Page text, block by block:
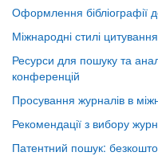
Оформлення бібліографії
Міжнародні стилі цитування
Ресурси для пошуку та
конференцій
Просування журналів в
Рекомендації з вибору
Патентний пошук: